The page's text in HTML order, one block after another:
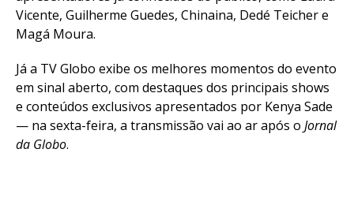
Vicente, Guilherme Guedes, Chinaina, Dedé Teicher e
Magá Moura.
Já a TV Globo exibe os melhores momentos do evento
em sinal aberto, com destaques dos principais shows
e conteúdos exclusivos apresentados por Kenya Sade
— na sexta-feira, a transmissão vai ao ar após o Jornal
da Globo.